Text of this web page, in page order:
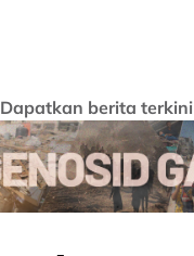
Dapatkan berita terkini